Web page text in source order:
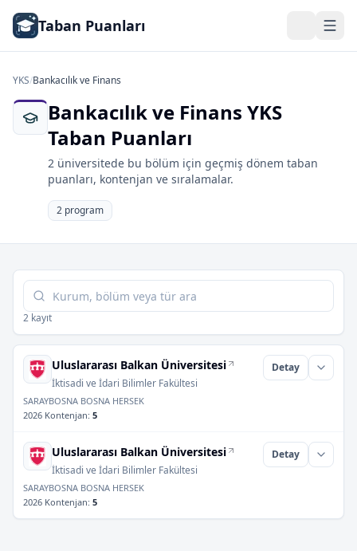
Taban Puanları
YKS/Bankacılık ve Finans
Bankacılık ve Finans YKS
Taban Puanları
2 üniversitede bu bölüm için geçmiş dönem taban
puanları, kontenjan ve sıralamalar.
2 program
Tabloda ara
2 kayıt
Uluslararası Balkan Üniversitesi
İktisadi ve İdari Bilimler Fakültesi
Detay
SARAYBOSNA BOSNA HERSEK
2026 Kontenjan: 5
Uluslararası Balkan Üniversitesi
İktisadi ve İdari Bilimler Fakültesi
Detay
SARAYBOSNA BOSNA HERSEK
2026 Kontenjan: 5